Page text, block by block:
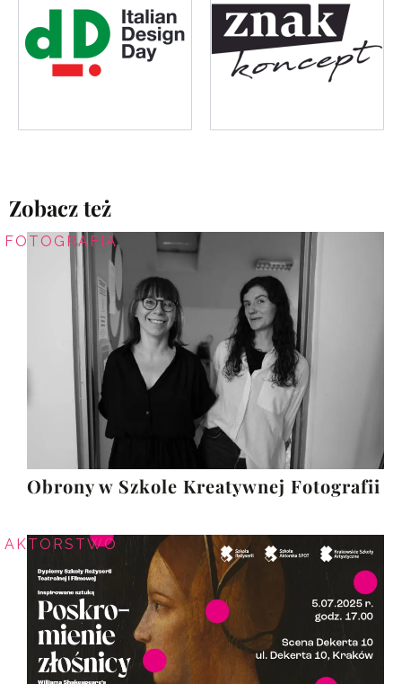
Zobacz też
FOTOGRAFIA
Obrony w Szkole Kreatywnej Fotografii
AKTORSTWO